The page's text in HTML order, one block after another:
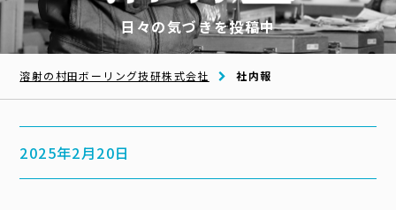
日々の気づきを投稿中
溶射の村田ボーリング技研株式会社 社内報
2025年2月20日